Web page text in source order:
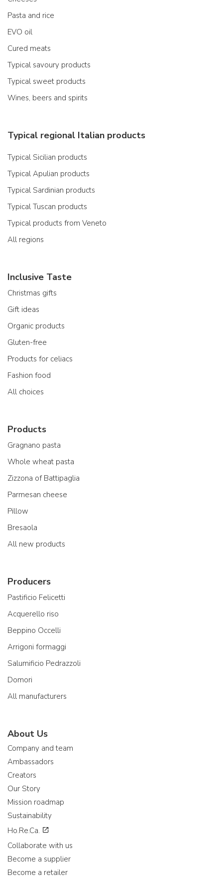
Pasta and rice
EVO oil
Cured meats
Typical savoury products
Typical sweet products
Wines, beers and spirits
Typical regional Italian products
Typical Sicilian products
Typical Apulian products
Typical Sardinian products
Typical Tuscan products
Typical products from Veneto
All regions
Inclusive Taste
Christmas gifts
Gift ideas
Organic products
Gluten-free
Products for celiacs
Fashion food
All choices
Products
Gragnano pasta
Whole wheat pasta
Zizzona of Battipaglia
Parmesan cheese
Pillow
Bresaola
All new products
Producers
Pastificio Felicetti
Acquerello riso
Beppino Occelli
Arrigoni formaggi
Salumificio Pedrazzoli
Domori
All manufacturers
About Us
Company and team
Ambassadors
Creators
Our Story
Mission roadmap
Sustainability
Ho.Re.Ca.
Collaborate with us
Become a supplier
Become a retailer